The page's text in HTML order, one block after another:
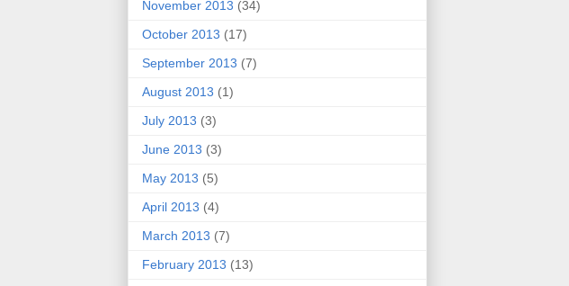
November 2013 (34)
October 2013 (17)
September 2013 (7)
August 2013 (1)
July 2013 (3)
June 2013 (3)
May 2013 (5)
April 2013 (4)
March 2013 (7)
February 2013 (13)